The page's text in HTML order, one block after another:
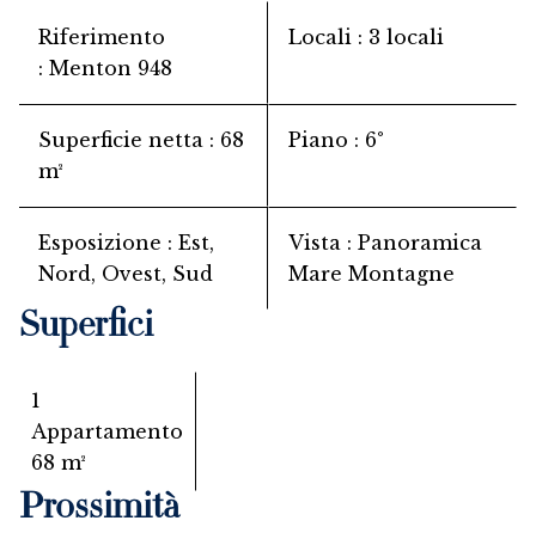
Riferimento
Menton 948
Locali 3 locali
Superficie netta
68
m²
Piano 6°
Esposizione
Est,
Nord, Ovest, Sud
Vista
Panoramica
Mare Montagne
Superfici
1
Appartamento
68 m²
Prossimità